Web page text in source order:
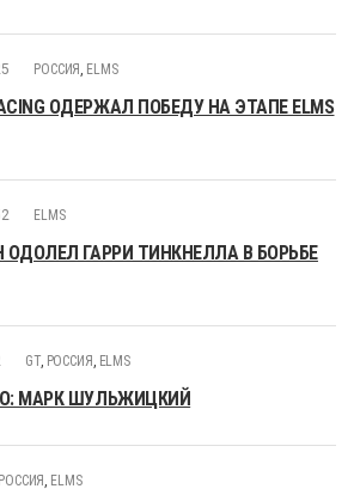
РОССИЯ , ELMS
ОДЕРЖАЛ ПОБЕДУ НА ЭТАПЕ ELMS
ELMS
ОДОЛЕЛ ГАРРИ ТИНКНЕЛЛА В БОРЬБЕ
GT, РОССИЯ , ELMS
МАРК ШУЛЬЖИЦКИЙ
РОССИЯ , ELMS